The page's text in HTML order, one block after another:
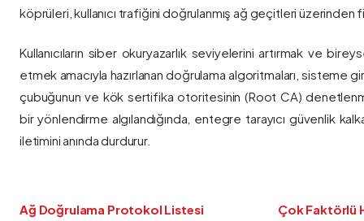
köprüleri, kullanıcı trafiğini doğrulanmış ağ geçitleri üzerinden
Kullanıcıların siber okuryazarlık seviyelerini artırmak ve
etmek amacıyla hazırlanan doğrulama algoritmaları, sisteme
çubuğunun ve kök sertifika otoritesinin (Root CA)
bir yönlendirme algılandığında, entegre tarayıcı güvenlik
iletimini anında durdurur.
Ağ Doğrulama Protokol Listesi Çok Faktörlü